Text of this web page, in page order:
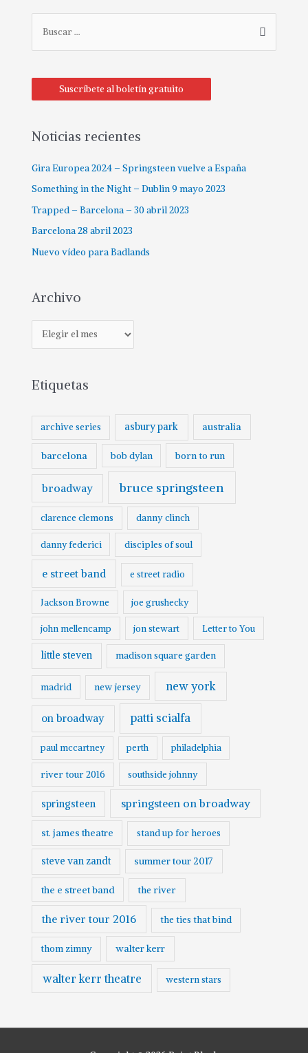
Suscríbete al boletín gratuito
Noticias recientes
Gira Europea 2024 – Springsteen vuelve a España
Something in the Night – Dublin 9 mayo 2023
Trapped – Barcelona – 30 abril 2023
Barcelona 28 abril 2023
Nuevo vídeo para Badlands
Archivo
Etiquetas
archive series asbury park australia
barcelona bob dylan born to run
broadway bruce springsteen
clarence clemons danny clinch
danny federici disciples of soul
e street band e street radio
Jackson Browne joe grushecky
john mellencamp jon stewart Letter to You
little steven madison square garden
madrid new jersey new york
on broadway patti scialfa
paul mccartney perth philadelphia
river tour 2016 southside johnny
springsteen springsteen on broadway
st. james theatre stand up for heroes
steve van zandt summer tour 2017
the e street band the river
the river tour 2016 the ties that bind
thom zimny walter kerr
walter kerr theatre western stars